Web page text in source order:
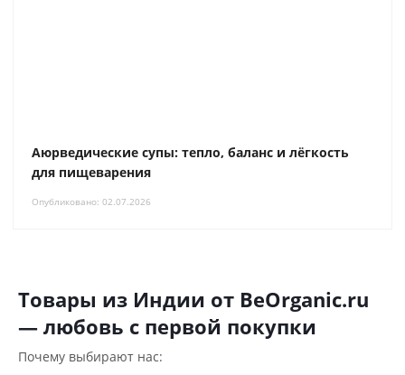
Аюрведические супы: тепло, баланс и лёгкость
для пищеварения
Опубликовано: 02.07.2026
Товары из Индии от BeOrganic.ru
— любовь с первой покупки
Почему выбирают нас: